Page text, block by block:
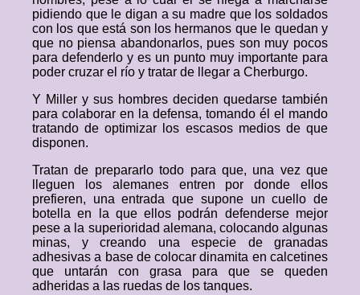
pidiendo que le digan a su madre que los soldados
con los que está son los hermanos que le quedan y
que no piensa abandonarlos, pues son muy pocos
para defenderlo y es un punto muy importante para
poder cruzar el río y tratar de llegar a Cherburgo.
Y Miller y sus hombres deciden quedarse también
para colaborar en la defensa, tomando él el mando
tratando de optimizar los escasos medios de que
disponen.
Tratan de prepararlo todo para que, una vez que
lleguen los alemanes entren por donde ellos
prefieren, una entrada que supone un cuello de
botella en la que ellos podrán defenderse mejor
pese a la superioridad alemana, colocando algunas
minas, y creando una especie de granadas
adhesivas a base de colocar dinamita en calcetines
que untarán con grasa para que se queden
adheridas a las ruedas de los tanques.